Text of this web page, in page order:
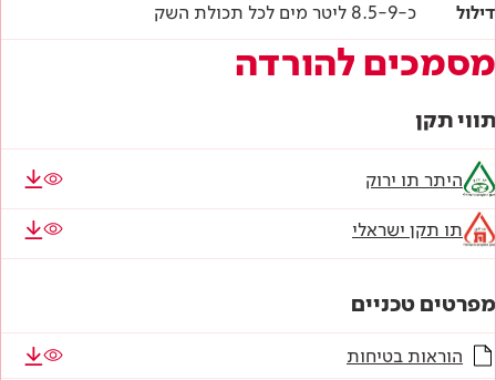
דילול
כ-8.5-9 ליטר מים לכל תכולת השק
מסמכים להורדה
תווי תקן
היתר תו ירוק
תו תקן ישראלי
מפרטים טכניים
הוראות בטיחות